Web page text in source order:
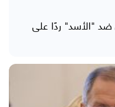
ضد "الأسد" ردًا على